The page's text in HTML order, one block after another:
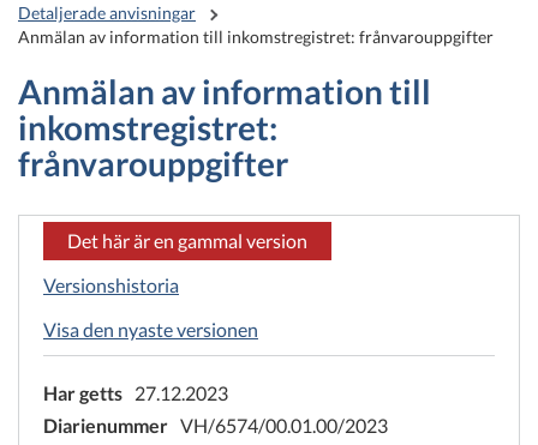
Detaljerade anvisningar
Anmälan av information till inkomstregistret: frånvarouppgifter
Anmälan av information till
inkomstregistret:
frånvarouppgifter
Det här är en gammal version
Versionshistoria
Visa den nyaste versionen
Har getts 27.12.2023
Diarienummer VH/6574/00.01.00/2023